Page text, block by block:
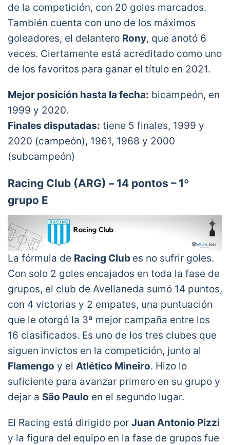
de la competición, con 20 goles marcados.
También cuenta con uno de los máximos
goleadores, el delantero Rony, que anotó 6
veces. Ciertamente está acreditado como uno
de los favoritos para ganar el título en 2021.
Mejor posición hasta la fecha: bicampeón, en
1999 y 2020.
Finales disputadas: tiene 5 finales, 1999 y
2020 (campeón), 1961, 1968 y 2000
(subcampeón)
Racing Club (ARG) – 14 pontos – 1º
grupo E
La fórmula de Racing Club es no sufrir goles.
Con solo 2 goles encajados en toda la fase de
grupos, el club de Avellaneda sumó 14 puntos,
con 4 victorias y 2 empates, una puntuación
que le otorgó la 3ª mejor campaña entre los
16 clasificados. Es uno de los tres clubes que
siguen invictos en la competición, junto al
Flamengo y el Atlético Mineiro. Hizo lo
suficiente para avanzar primero en su grupo y
dejar a São Paulo en el segundo lugar.
El Racing está dirigido por Juan Antonio Pizzi
y la figura del equipo en la fase de grupos fue